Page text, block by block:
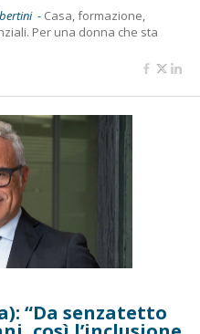
- Casa, formazione,
Per una donna che sta
“Da senzatetto